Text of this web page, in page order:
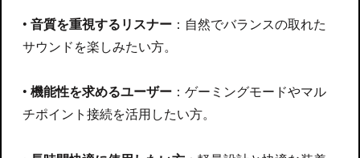
• 音質を重視するリスナー ：自然でバランスの取れた
サウンドを楽しみたい方。
• 機能性を求めるユーザー ：ゲーミングモードやマル
チポイント接続を活用したい方。